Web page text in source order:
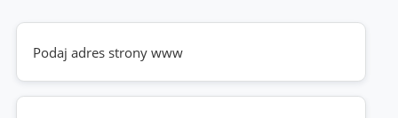
Twoja
strona
www
(wymagane)
Telefon